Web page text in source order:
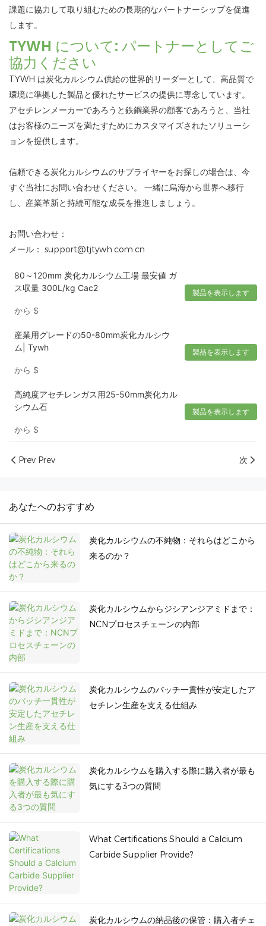
課題に協力して取り組むための長期的なパートナーシップを促進
します。
TYWH について: パートナーとしてご
協力ください
TYWH は炭化カルシウム供給の世界的リーダーとして、高品質で
環境に準拠した製品と優れたサービスの提供に専念しています。
アセチレンメーカーであろうと鉄鋼業界の顧客であろうと、当社
はお客様のニーズを満たすためにカスタマイズされたソリューシ
ョンを提供します。
信頼できる炭化カルシウムのサプライヤーをお探しの場合は、今
すぐ当社にお問い合わせください。 一緒に烏海から世界へ移行
し、産業革新と持続可能な成長を推進しましょう。
お問い合わせ：
メール： support@tjtywh.com.cn
80～120mm 炭化カルシウム工場 最安値 ガ
ス収量 300L/kg Cac2
から $
製品を表示します
産業用グレードの50-80mm炭化カルシウ
ム| Tywh
から $
製品を表示します
高純度アセチレンガス用25-50mm炭化カル
シウム石
から $
製品を表示します
Prev Prev 次
あなたへのおすすめ
炭化カルシウムの不純物：それらはどこから
来るのか？
炭化カルシウムからジシアンジアミドまで：
NCNプロセスチェーンの内部
炭化カルシウムのバッチ一貫性が安定したア
セチレン生産を支える仕組み
炭化カルシウムを購入する際に購入者が最も
気にする3つの質問
What Certifications Should a Calcium
Carbide Supplier Provide?
炭化カルシウムの納品後の保管：購入者チェ